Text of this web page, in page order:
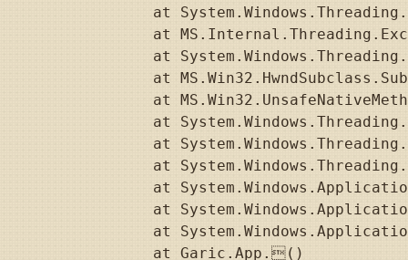
at
at
at
at
at
at
at
at
at
at
at
   at Garic.App.()